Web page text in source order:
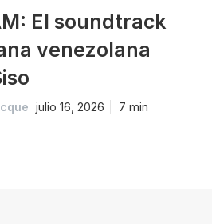
El soundtrack
venezolana
julio 16, 2026 7 min